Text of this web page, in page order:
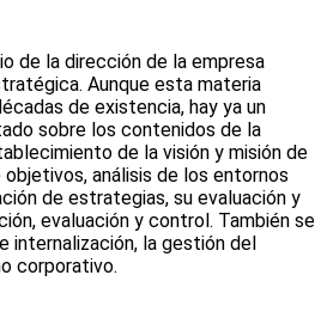
de la dirección de la empresa
Aunque esta materia
de existencia, hay ya un
sobre los contenidos de la
de la visión y misión de
objetivos, análisis de los entornos
de estrategias, su evaluación y
evaluación y control. También se
internalización, la gestión del
corporativo.